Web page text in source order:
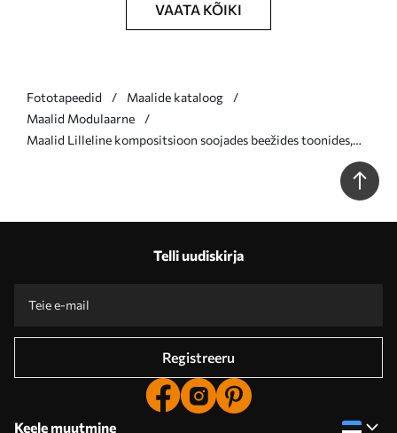
VAATA KÕIKI
Fototapeedid
Maalide kataloog
Maalid Modulaarne
Maalid Lilleline kompositsioon soojades beežides toonides,
Telli uudiskirja
Registreeru
Keele muutmine